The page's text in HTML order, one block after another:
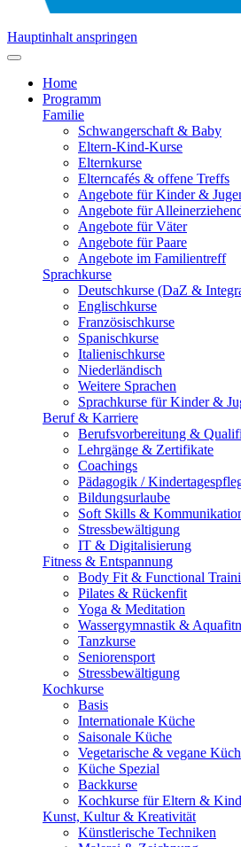
Hauptinhalt anspringen
Home
Programm
Familie
Schwangerschaft & Baby
Eltern-Kind-Kurse
Elternkurse
Elterncafés & offene Treffs
Angebote für Kinder &
Angebote für
Angebote für Väter
Angebote für Paare
Angebote im Familientreff
Sprachkurse
Deutschkurse (DaZ &
Englischkurse
Französischkurse
Spanischkurse
Italienischkurse
Niederländisch
Weitere Sprachen
Sprachkurse für Kinder &
Beruf & Karriere
Berufsvorbereitung &
Lehrgänge & Zertifikate
Coachings
Pädagogik /
Bildungsurlaube
Soft Skills &
Stressbewältigung
IT & Digitalisierung
Fitness & Entspannung
Body Fit & Functional
Pilates & Rückenfit
Yoga & Meditation
Wassergymnastik &
Tanzkurse
Seniorensport
Stressbewältigung
Kochkurse
Basis
Internationale Küche
Saisonale Küche
Vegetarische & vegane
Küche Spezial
Backkurse
Kochkurse für Eltern &
Kunst, Kultur & Kreativität
Künstlerische Techniken